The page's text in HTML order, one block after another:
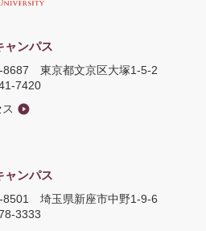
ャンパス
8687東京都文京区大塚1-5-2
7420
ャンパス
8501埼玉県新座市中野1-9-6
3333